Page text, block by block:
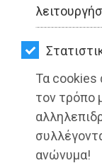
Τα cookies
τον τρόπο
ανώνυμα!
ΥΓΕΙΑ
ΤΑΞΙΔΙΑ
ΕΞΟΔΟΣ